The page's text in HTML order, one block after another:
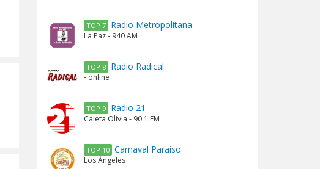
TOP 7 Radio Metropolitana
La Paz - 940 AM
TOP 8 Radio Radical
- online
TOP 9 Radio 21
Caleta Olivia - 90.1 FM
TOP 10 Carnaval Paraiso
Los Ángeles